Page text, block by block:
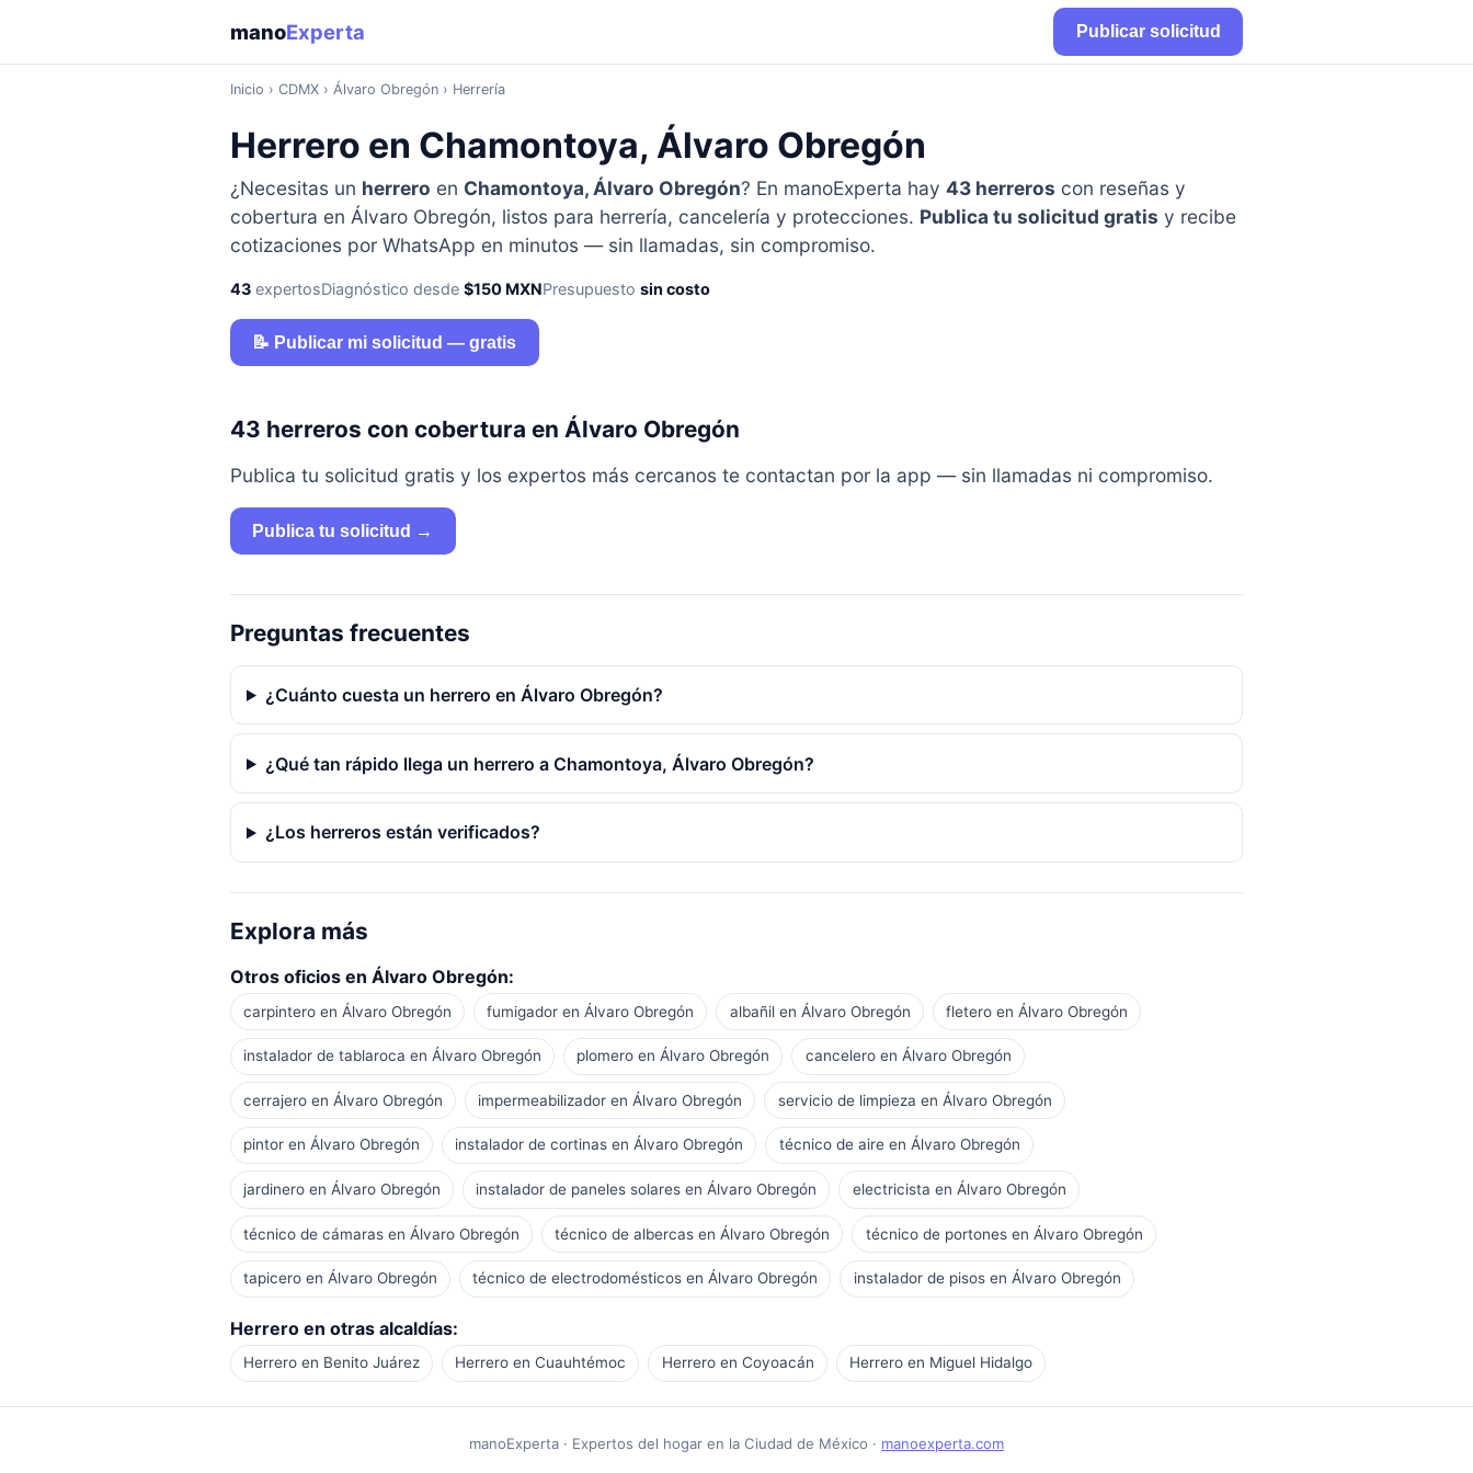
manoExperta Publicar solicitud
Inicio › CDMX› Álvaro Obregón › Herrería
Herrero en Chamontoya, Álvaro Obregón
¿Necesitas un herrero en Chamontoya, Álvaro Obregón? En manoExperta hay 43 herreros con reseñas y
cobertura en Álvaro Obregón, listos para herrería, cancelería y protecciones. Publica tu solicitud gratis y recibe
cotizaciones por WhatsApp en minutos — sin llamadas, sin compromiso.
43expertosDiagnóstico desde $150 MXNPresupuesto sin costo
📝 Publicar mi solicitud — gratis
43 herreros con cobertura en Álvaro Obregón
Publica tu solicitud gratis y los expertos más cercanos te contactan por la app — sin llamadas ni compromiso.
Publica tu solicitud →
Preguntas frecuentes
¿Cuánto cuesta un herrero en Álvaro Obregón?
¿Qué tan rápido llega un herrero a Chamontoya, Álvaro Obregón?
¿Los herreros están verificados?
Explora más
Otros oficios en Álvaro Obregón:
carpintero en Álvaro Obregón fumigador en Álvaro Obregón albañil en Álvaro Obregón fletero en Álvaro Obregón
instalador de tablaroca en Álvaro Obregón plomero en Álvaro Obregón cancelero en Álvaro Obregón
cerrajero en Álvaro Obregón impermeabilizador en Álvaro Obregón servicio de limpieza en Álvaro Obregón
pintor en Álvaro Obregón instalador de cortinas en Álvaro Obregón técnico de aire en Álvaro Obregón
jardinero en Álvaro Obregón instalador de paneles solares en Álvaro Obregón electricista en Álvaro Obregón
técnico de cámaras en Álvaro Obregón técnico de albercas en Álvaro Obregón técnico de portones en Álvaro Obregón
tapicero en Álvaro Obregón técnico de electrodomésticos en Álvaro Obregón instalador de pisos en Álvaro Obregón
Herrero en otras alcaldías:
Herrero en Benito Juárez Herrero en Cuauhtémoc Herrero en Coyoacán Herrero en Miguel Hidalgo
manoExperta · Expertos del hogar en la Ciudad de México · manoexperta.com